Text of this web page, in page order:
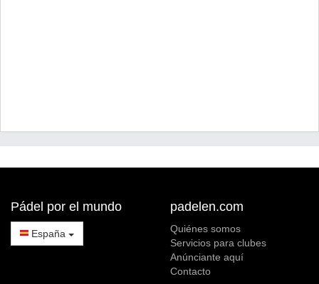
Pádel por el mundo
España
padelen.com
Quiénes somos
Servicios para clubes
Anúnciante aquí
Contacto